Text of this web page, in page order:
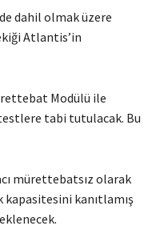
dahil olmak üzere
Atlantis’in
Modülü ile
tabi tutulacak. Bu
mürettebatsız olarak
kapasitesini kanıtlamış